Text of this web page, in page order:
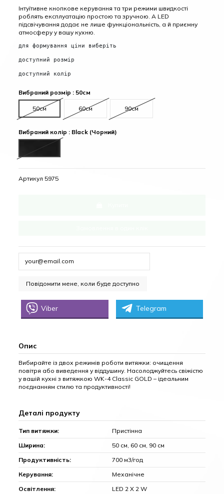
Інтуїтивне кнопкове керування та три режими швидкості
роблять експлуатацію простою та зручною. А LED
підсвічування додає не лише функціональність, а й приємну
атмосферу у вашу кухню.
для формування ціни виберіть
доступний розмір
доступний колір
Вибраний розмір : 50см
50см 60см 90см
Вибраний колір : Black (Чорний)
Black (Чорний)
Артикул 5975
Viber Telegram
Опис
Вибирайте із двох режимів роботи витяжки: очищення
повітря або виведення у віддушину. Насолоджуйтесь свіжістю
у вашій кухні з витяжкою WK-4 Classic GOLD – ідеальним
поєднанням стилю та продуктивності!
Деталі продукту
Тип витяжки:
Пристінна
Ширина:
50 см, 60 см, 90 см
Продуктивність:
700 м3/год
Керування:
Механічне
Освітлення:
LED 2 Х 2 W